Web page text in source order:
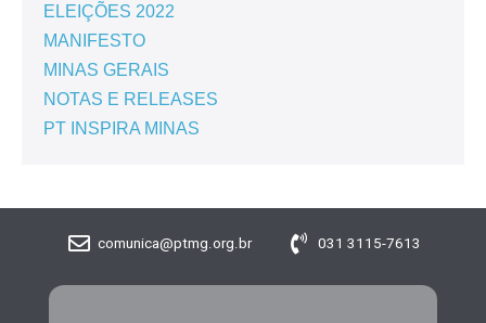
ELEIÇÕES 2022
MANIFESTO
MINAS GERAIS
NOTAS E RELEASES
PT INSPIRA MINAS
comunica@ptmg.org.br 031 3115-7613